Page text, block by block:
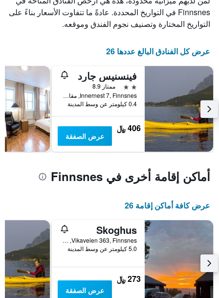
الذي
يعرض
أيام
يتضمن
المخطط
التالي
محور
Y
الذي
يعرض
متوسط
سعر
غرفة
Finnsnes في التواريخ المحددة. عادةً ما تتفاوت الأسعار بناءً على
التواريخ المختارة وتصنيف نجوم الفندق وموقعه.
عرض كل الفنادق البالغ عددها 26
فينسنيس جارد
2 نجمتين
ممتاز 8.9
Innernest 7, Finnsnes, مقاطعة ترومس, النرويج
0.4 كيلومتر عن وسط المدينة
406 ﷼
عرض الصفقة
أماكن إقامة أخرى في Finnsnes
عرض كافة أماكن إقامة 26
Skoghus
Vikaveien 363, Finnsnes, مقاطعة ترومس, النرويج
5.0 كيلومتر عن وسط المدينة
273 ﷼
عرض الصفقة